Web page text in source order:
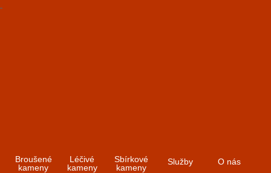
Broušené
kameny
Léčivé
kameny
Sbírkové
kameny
Služby O nás